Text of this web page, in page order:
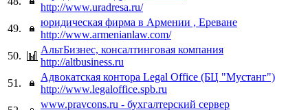
http://www.uradresa.ru/
49.
юридическая фирма в Армении , Ереване
http://www.armenianlaw.com/
50.
АльтБизнес, консалтинговая компания
http://altbusiness.ru
51.
Адвокатская контора Legal Office (БЦ "Мустанг")
http://www.legaloffice.spb.ru
www.pravcons.ru - бухгалтерский сервер